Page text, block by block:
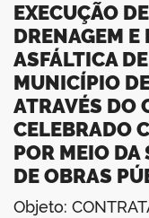
EXECUÇÃO
DRENAGEM E
ASFÁLTICA
MUNICÍPIO
ATRAVÉS
CELEBRADO
POR MEIO DA
DE OBRAS
Objeto: